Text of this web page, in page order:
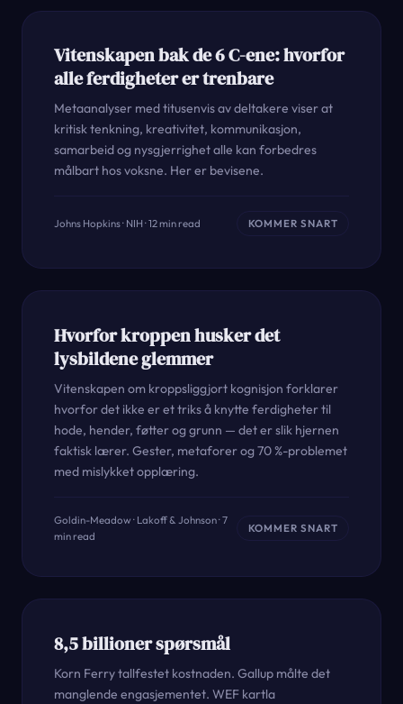
Vitenskapen bak de 6 C-ene: hvorfor
alle ferdigheter er trenbare
Metaanalyser med titusenvis av deltakere viser at
kritisk tenkning, kreativitet, kommunikasjon,
samarbeid og nysgjerrighet alle kan forbedres
målbart hos voksne. Her er bevisene.
Johns Hopkins · NIH · 12 min read KOMMER SNART
Hvorfor kroppen husker det
lysbildene glemmer
Vitenskapen om kroppsliggjort kognisjon forklarer
hvorfor det ikke er et triks å knytte ferdigheter til
hode, hender, føtter og grunn — det er slik hjernen
faktisk lærer. Gester, metaforer og 70 %-problemet
med mislykket opplæring.
Goldin-Meadow · Lakoff & Johnson · 7
min read
KOMMER SNART
8,5 billioner spørsmål
Korn Ferry tallfestet kostnaden. Gallup målte det
manglende engasjementet. WEF kartla